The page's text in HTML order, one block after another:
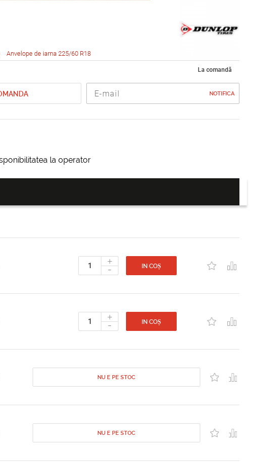
Anvelope de iarna 225/60 R18
La comandă
NOTIFICA
la operator
+
- IN COȘ
+
- IN COȘ
NU E PE STOC
NU E PE STOC